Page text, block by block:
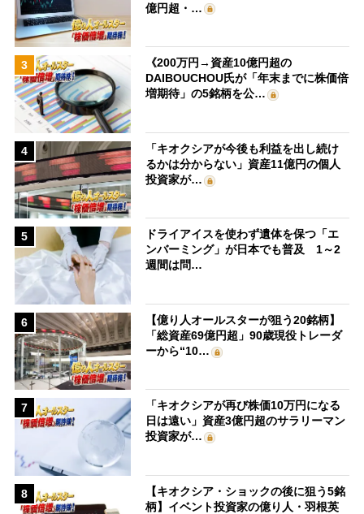
億円超・…
3
《200万円→資産10億円超の
DAIBOUCHOU氏が「年末までに株価倍
増期待」の5銘柄を公…
4
「キオクシアが今後も利益を出し続け
るかは分からない」資産11億円の個人
投資家が…
5
ドライアイスを使わず遺体を保つ「エ
ンバーミング」が日本でも普及 1～2
週間は問…
6
【億り人オールスターが狙う20銘柄】
「総資産69億円超」90歳現役トレーダ
ーから“10…
7
「キオクシアが再び株価10万円になる
日は遠い」資産3億円超のサラリーマン
投資家が…
8
【キオクシア・ショックの後に狙う5銘
柄】イベント投資家の億り人・羽根英